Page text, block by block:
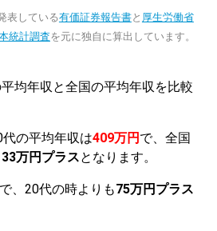
表している有価証券報告書と 厚生労働省
統計調査を元に独自に算出しています。
均年収と全国の平均年収を比較
の平均年収は409万円 で、全国
33万円プラスとなります。
で、20代の時よりも75万円プラス